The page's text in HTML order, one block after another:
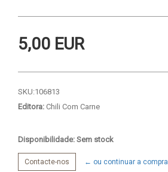
5,00 EUR
SKU:106813
Editora: Chili Com Carne
Disponibilidade: Sem stock
Contacte-nos ← ou continuar a compra